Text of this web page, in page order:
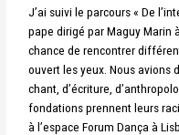
J’ai suivi le parcours « De
pape dirigé par Maguy Marin
chance de rencontrer
ouvert les yeux. Nous avions
chant, d’écriture,
fondations prennent leurs
à l’espace Forum Dança à